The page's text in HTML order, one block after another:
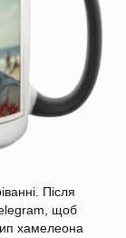
Після
щоб
хамелеона